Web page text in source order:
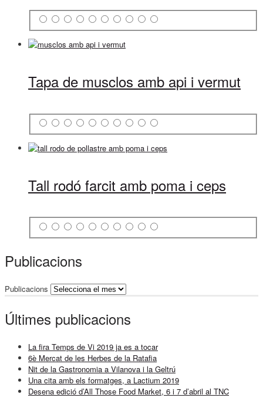
Tapa de musclos amb api i vermut
Tall rodó farcit amb poma i ceps
Publicacions
Publicacions
Últimes publicacions
La fira Temps de Vi 2019 ja es a tocar
6è Mercat de les Herbes de la Ratafia
Nit de la Gastronomia a Vilanova i la Geltrú
Una cita amb els formatges, a Lactium 2019
Desena edició d’All Those Food Market, 6 i 7 d’abril al TNC